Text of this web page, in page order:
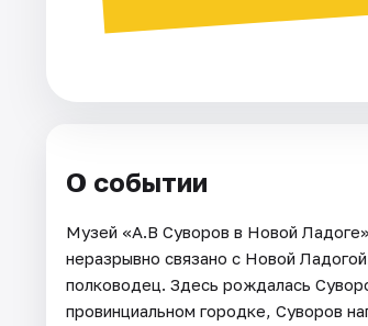
О событии
Музей «А.В Суворов в Новой
неразрывно связано с Новой
полководец. Здесь рождалась
провинциальном городке, Суворов